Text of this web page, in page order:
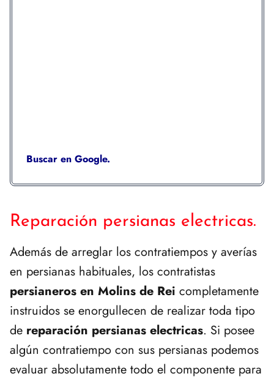
Buscar en Google.
Reparación persianas electricas.
Además de arreglar los contratiempos y averías
en persianas habituales, los contratistas
persianeros en Molins de Rei completamente
instruidos se enorgullecen de realizar toda tipo
de reparación persianas electricas. Si posee
algún contratiempo con sus persianas podemos
evaluar absolutamente todo el componente para